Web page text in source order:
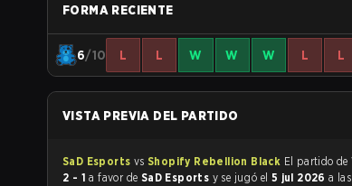
FORMA RECIENTE
6/10 L L W W W L L
VISTA PREVIA DEL PARTIDO
SaD Esports vs Shopify Rebellion Black
2 - 1 a favor de SaD Esports y se jugó el 5 jul 2026a las